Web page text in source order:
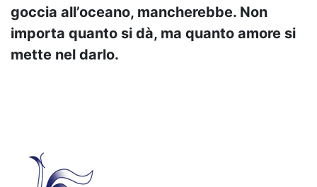
goccia all’oceano, mancherebbe. Non
importa quanto si dà, ma quanto amore si
mette nel darlo.